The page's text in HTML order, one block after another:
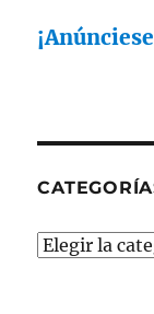
Categorías